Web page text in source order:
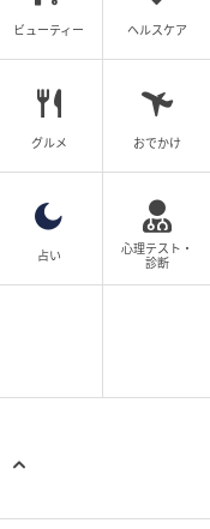
ビューティー ヘルスケア
グルメ おでかけ
占い
心理テスト・
診断